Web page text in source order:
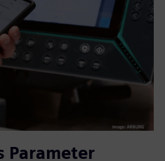
Parameter